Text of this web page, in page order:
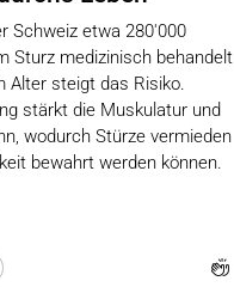
Schweiz etwa 280'000
Sturz medizinisch behandelt
Alter steigt das Risiko.
stärkt die Muskulatur und
wodurch Stürze vermieden
bewahrt werden können.